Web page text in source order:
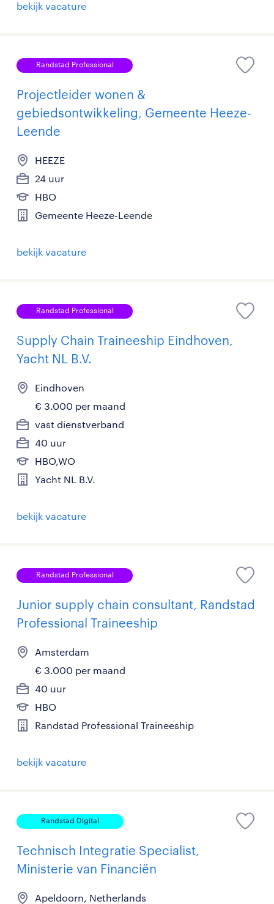
bekijk vacature
Randstad Professional
Projectleider wonen &
gebiedsontwikkeling, Gemeente Heeze-
Leende
HEEZE
24 uur
HBO
Gemeente Heeze-Leende
bekijk vacature
Randstad Professional
Supply Chain Traineeship Eindhoven,
Yacht NL B.V.
Eindhoven
€ 3.000 per maand
vast dienstverband
40 uur
HBO,WO
Yacht NL B.V.
bekijk vacature
Randstad Professional
Junior supply chain consultant, Randstad
Professional Traineeship
Amsterdam
€ 3.000 per maand
40 uur
HBO
Randstad Professional Traineeship
bekijk vacature
Randstad Digital
Technisch Integratie Specialist,
Ministerie van Financiën
Apeldoorn, Netherlands